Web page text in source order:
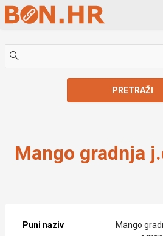
Skip to Main Content
PRETRAŽI
Mango gradnja
Puni naziv
Mango